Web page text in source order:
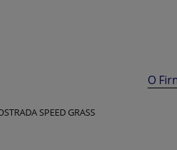
O
SPEED GRASS